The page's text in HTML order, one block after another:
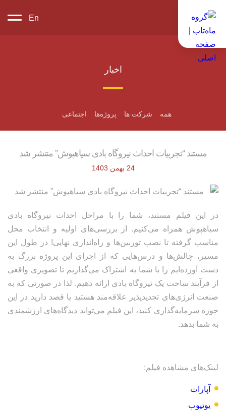
En
اخبار
همه شرکت ها پروژه‌ها اجتماعی
مستند “تجربیات احداث نیروگاه بادی سیاهپوش” منتشر شد
24 بهمن 1403
در این فیلم مستند، شما را با مراحل احداث نیروگاه بادی
سیاهپوش همراه می‌کنیم. از بررسی‌های اولیه و انتخاب محل
مناسب گرفته تا نصب توربین‌ها و راه‌اندازی نهایی! در طول این
مسیر، چالش‌ها و درس‌هایی که از اجرای این پروژه بزرگ به
دست آورده‌ایم را با شما به اشتراک می‌گذاریم تا تصویری واقعی
از فرآیند ساخت یک نیروگاه بادی ارائه دهیم. لذا در صورتی که به
صنعت انرژی‌های تجدیدپذیر علاقه‌مند هستید یا قصد دارید در این
حوزه سرمایه‌گذاری کنید، این فیلم می‌تواند دیدگاه‌های ارزشمندی
به شما بدهد.
لینک‌های مشاهده فیلم:
آپارات
یوتیوب